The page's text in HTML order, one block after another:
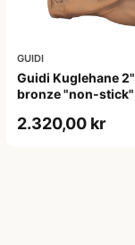
GUIDI
Guidi Kuglehane 2"
bronze "non-stick"
2.320,00 kr